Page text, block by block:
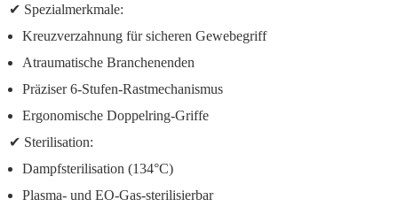
✔ Spezialmerkmale:
Kreuzverzahnung für sicheren Gewebegriff
Atraumatische Branchenenden
Präziser 6-Stufen-Rastmechanismus
Ergonomische Doppelring-Griffe
✔ Sterilisation:
Dampfsterilisation (134°C)
Plasma- und EO-Gas-sterilisierbar